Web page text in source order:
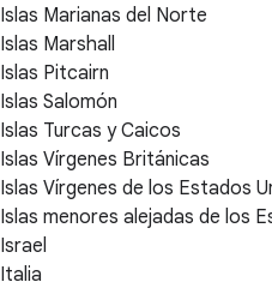
Islas Marianas del Norte
Islas Marshall
Islas Pitcairn
Islas Salomón
Islas Turcas y Caicos
Islas Vírgenes Británicas
Islas Vírgenes de los Estados
Islas menores alejadas de los
Israel
Italia